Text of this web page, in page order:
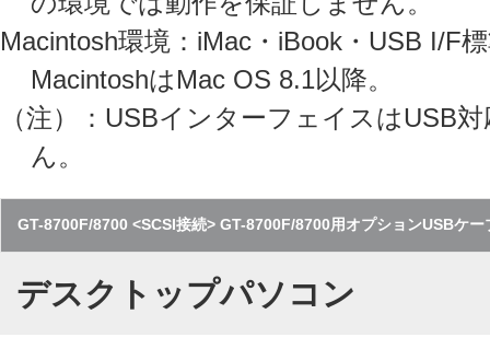
Macintosh環境：iMac・iBook・USB I/F
MacintoshはMac OS 8.1以降。
（注）：USBインターフェイスはUSB
ん。
GT-8700F/8700 <SCSI接続> GT-8700F/8700用オプションUSBケー
デスクトップパソコン